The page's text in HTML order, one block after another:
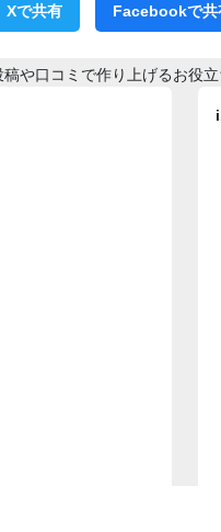
Xで共有 Facebookで共
や口コミで作り上げるお役